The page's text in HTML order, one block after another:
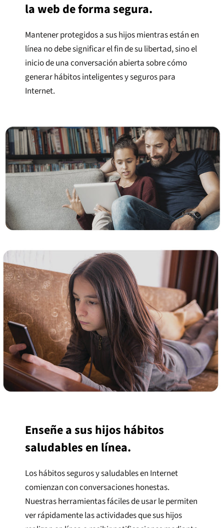
la web de forma segura.
Mantener protegidos a sus hijos mientras están en
línea no debe significar el fin de su libertad, sino el
inicio de una conversación abierta sobre cómo
generar hábitos inteligentes y seguros para
Internet.
Enseñe a sus hijos hábitos
saludables en línea.
Los hábitos seguros y saludables en Internet
comienzan con conversaciones honestas.
Nuestras herramientas fáciles de usar le permiten
ver rápidamente las actividades que sus hijos